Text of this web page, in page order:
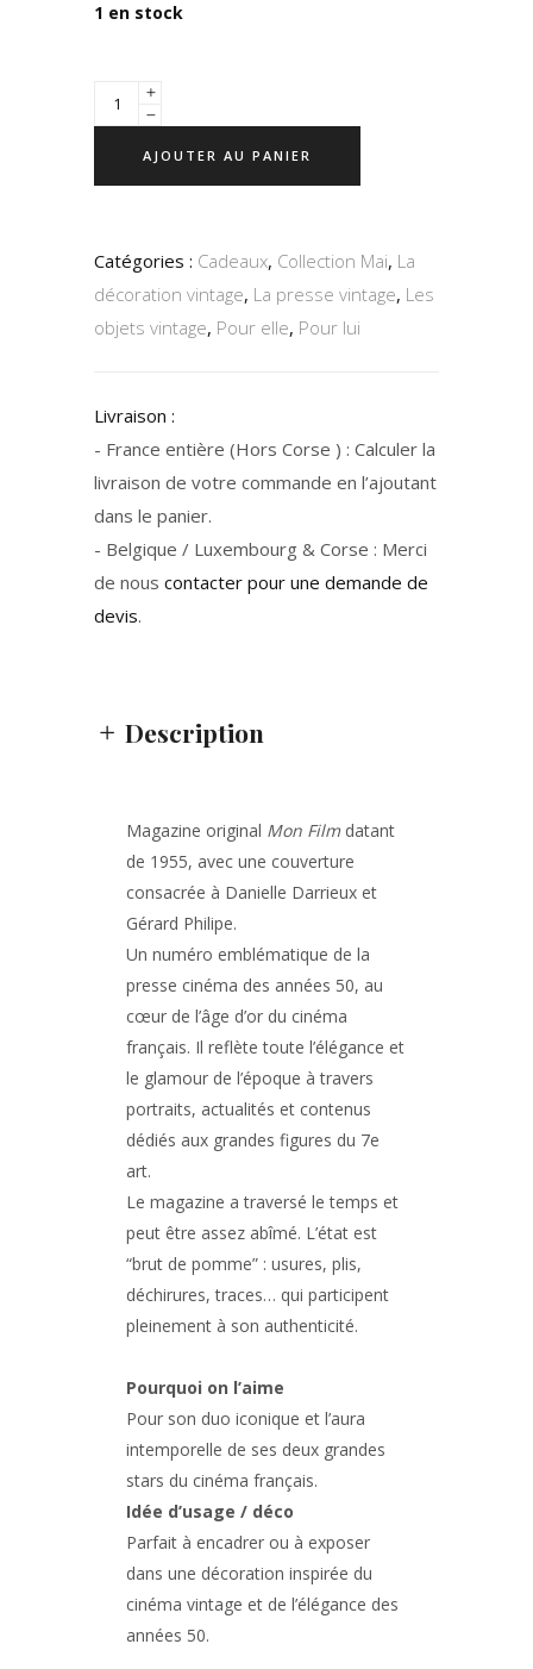
1 en stock
AJOUTER AU PANIER
Catégories : Cadeaux, Collection Mai, La
décoration vintage, La presse vintage, Les
objets vintage, Pour elle, Pour lui
Livraison :
- France entière (Hors Corse ) : Calculer la
livraison de votre commande en l’ajoutant
dans le panier.
- Belgique / Luxembourg & Corse : Merci
de nous contacter pour une demande de
devis.
Description
Magazine original Mon Film datant
de 1955, avec une couverture
consacrée à Danielle Darrieux et
Gérard Philipe.
Un numéro emblématique de la
presse cinéma des années 50, au
cœur de l’âge d’or du cinéma
français. Il reflète toute l’élégance et
le glamour de l’époque à travers
portraits, actualités et contenus
dédiés aux grandes figures du 7e
art.
Le magazine a traversé le temps et
peut être assez abîmé. L’état est
“brut de pomme” : usures, plis,
déchirures, traces… qui participent
pleinement à son authenticité.
Pourquoi on l’aime
Pour son duo iconique et l’aura
intemporelle de ses deux grandes
stars du cinéma français.
Idée d’usage / déco
Parfait à encadrer ou à exposer
dans une décoration inspirée du
cinéma vintage et de l’élégance des
années 50.